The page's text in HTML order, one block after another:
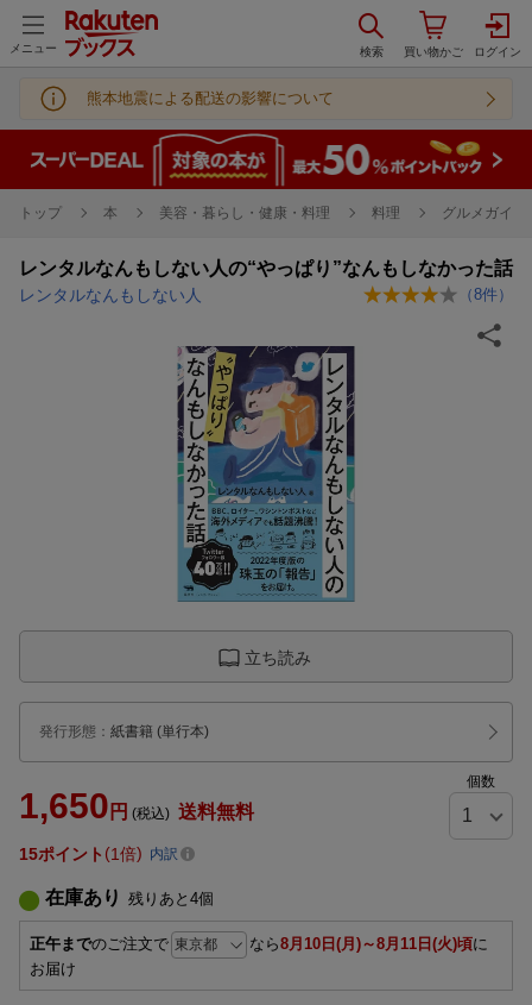
メニュー
熊本地震による配送の影響について
トップ 本 美容・暮らし・健康・料理 料理 グルメガイド
レンタルなんもしない人の“やっぱり”なんもしなかった話
レンタルなんもしない人 （8件）
立ち読み
発行形態 ： 紙書籍 (単行本)
1,650 円 (税込) 送料無料
個数
15ポイント 1倍 内訳
在庫あり 残りあと 4個
正午までのご注文で なら8月10日(月)～8月11日(火)頃に
お届け